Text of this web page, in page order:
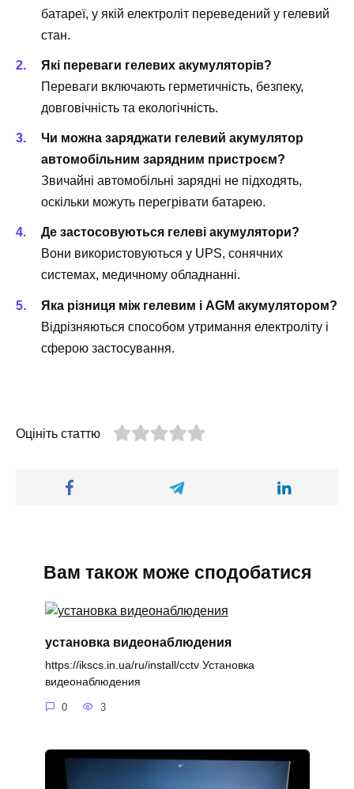
батареї, у якій електроліт переведений у гелевий
стан.
Які переваги гелевих акумуляторів?
Переваги включають герметичність, безпеку,
довговічність та екологічність.
Чи можна заряджати гелевий акумулятор
автомобільним зарядним пристроєм?
Звичайні автомобільні зарядні не підходять,
оскільки можуть перегрівати батарею.
Де застосовуються гелеві акумулятори?
Вони використовуються у UPS, сонячних
системах, медичному обладнанні.
Яка різниця між гелевим і AGM акумулятором?
Відрізняються способом утримання електроліту і
сферою застосування.
Оцініть статтю
Вам також може сподобатися
установка видеонаблюдения
https://ikscs.in.ua/ru/install/cctv Установка
видеонаблюдения
0 3